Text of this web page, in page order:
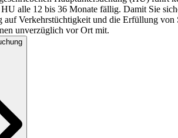
alle 12 bis 36 Monate fällig. Damit Sie
Verkehrstüchtigkeit und die Erfüllung von
unverzüglich vor Ort mit.